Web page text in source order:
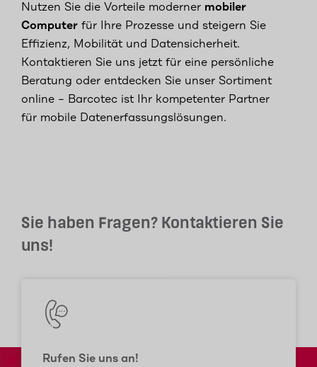
Nutzen Sie die Vorteile moderner mobiler
Computer für Ihre Prozesse und steigern Sie
Effizienz, Mobilität und Datensicherheit.
Kontaktieren Sie uns jetzt für eine persönliche
Beratung oder entdecken Sie unser Sortiment
online – Barcotec ist Ihr kompetenter Partner
für mobile Datenerfassungslösungen.
Sie haben Fragen? Kontaktieren Sie
uns!
Rufen Sie uns an!